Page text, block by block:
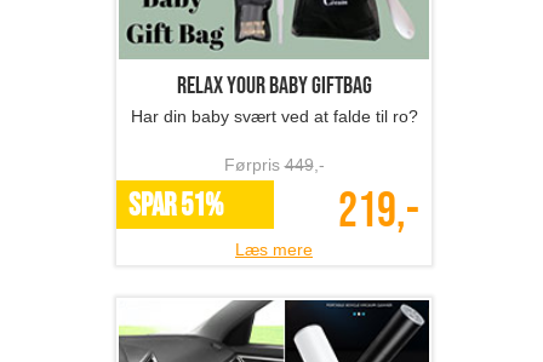
Relax your baby giftbag
Har din baby svært ved at falde til ro?
Førpris449,-
SPAR 51% 219,-
Læs mere